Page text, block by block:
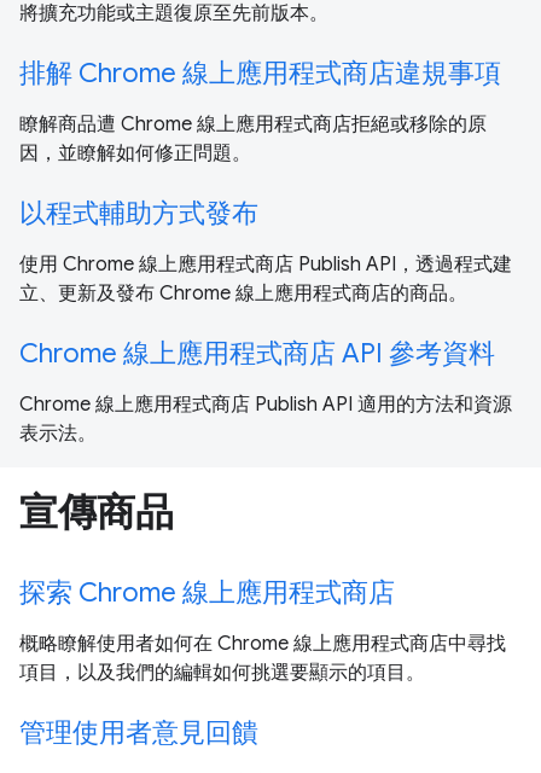
將擴充功能或主題復原至先前版本。
排解 Chrome 線上應用程式商店違規事項
瞭解商品遭 Chrome 線上應用程式商店拒絕或移除的原
因，並瞭解如何修正問題。
以程式輔助方式發布
使用 Chrome 線上應用程式商店 Publish API，透過程式建
立、更新及發布 Chrome 線上應用程式商店的商品。
Chrome 線上應用程式商店 API 參考資料
Chrome 線上應用程式商店 Publish API 適用的方法和資源
表示法。
宣傳商品
探索 Chrome 線上應用程式商店
概略瞭解使用者如何在 Chrome 線上應用程式商店中尋找
項目，以及我們的編輯如何挑選要顯示的項目。
管理使用者意見回饋